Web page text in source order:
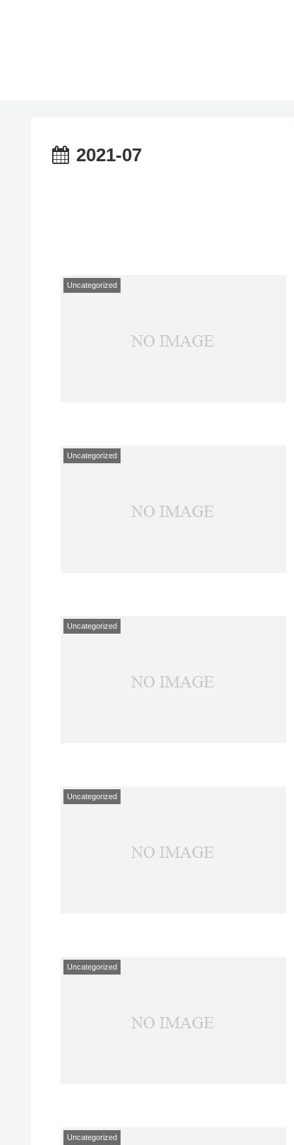
2021-07
Uncategorized
Uncategorized
Uncategorized
Uncategorized
Uncategorized
Uncategorized